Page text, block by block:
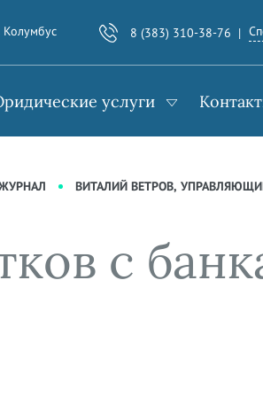
Колумбус 8 (383) 310-38-76
услуги
ВИТАЛИЙ ВЕТРОВ,
с